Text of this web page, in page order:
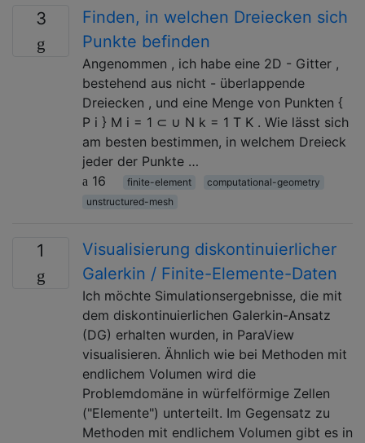
3
Finden, in welchen Dreiecken sich
Punkte befinden
Angenommen , ich habe eine 2D - Gitter ,
bestehend aus nicht - überlappende
Dreiecken , und eine Menge von Punkten {
P i } M i = 1 ⊂ ∪ N k = 1 T K . Wie lässt sich
am besten bestimmen, in welchem ​​Dreieck
jeder der Punkte …
16
finite-element
computational-geometry
unstructured-mesh
1
Visualisierung diskontinuierlicher
Galerkin / Finite-Elemente-Daten
Ich möchte Simulationsergebnisse, die mit
dem diskontinuierlichen Galerkin-Ansatz
(DG) erhalten wurden, in ParaView
visualisieren. Ähnlich wie bei Methoden mit
endlichem Volumen wird die
Problemdomäne in würfelförmige Zellen
("Elemente") unterteilt. Im Gegensatz zu
Methoden mit endlichem Volumen gibt es in